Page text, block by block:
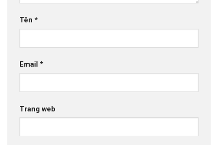
Tên *
Email *
Trang web